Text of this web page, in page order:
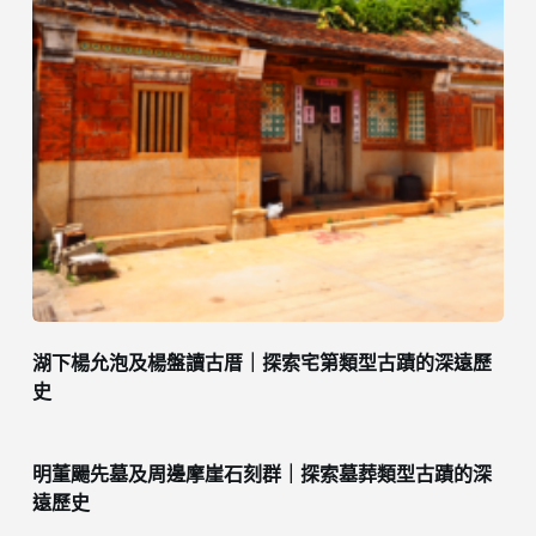
湖下楊允泡及楊盤讀古厝｜探索宅第類型古蹟的深遠歷
史
明董颺先墓及周邊摩崖石刻群｜探索墓葬類型古蹟的深
遠歷史